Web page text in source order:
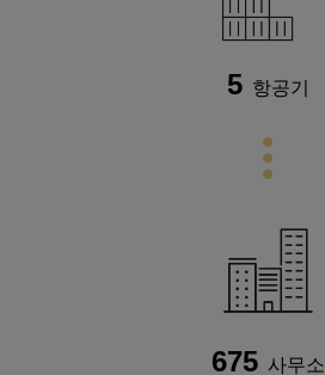
5항공기
675사무소